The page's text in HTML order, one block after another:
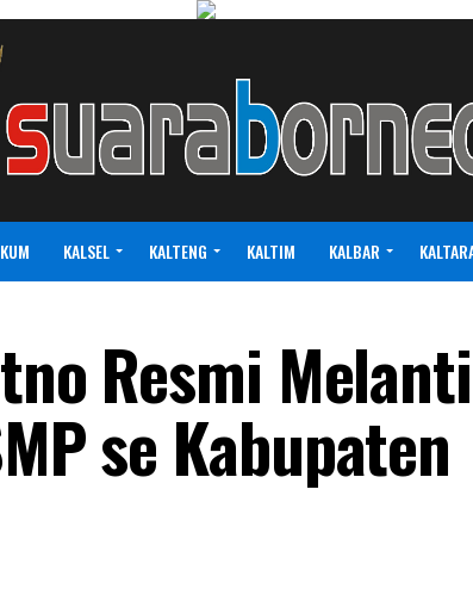
KALSEL KALTENG KALTIM KALBAR
Resmi
se Kabupaten